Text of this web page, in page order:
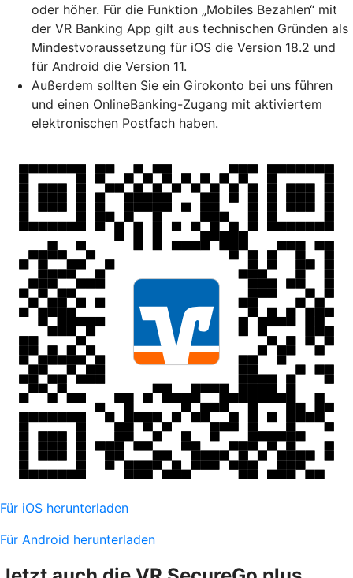
oder höher. Für die Funktion „Mobiles Bezahlen“ mit
der VR Banking App gilt aus technischen Gründen als
Mindestvoraussetzung für iOS die Version 18.2 und
für Android die Version 11.
Außerdem sollten Sie ein Girokonto bei uns führen
und einen OnlineBanking-Zugang mit aktiviertem
elektronischen Postfach haben.
Für iOS herunterladen
Für Android herunterladen